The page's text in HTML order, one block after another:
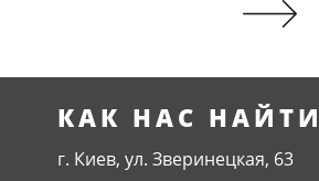
КАК НАС НАЙТИ
г. Киев, ул. Зверинецкая, 63